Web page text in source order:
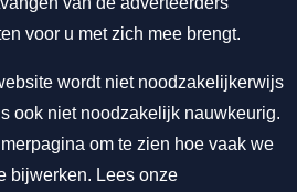
voor u met zich mee brengt.
wordt niet noodzakelijkerwijs
ook niet noodzakelijk nauwkeurig.
om te zien hoe vaak we
bijwerken. Lees onze